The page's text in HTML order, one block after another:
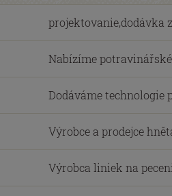
projektovanie,dodávka
Nabízíme
Dodáváme technologie
Výrobce a prodejce
Výrobca liniek na